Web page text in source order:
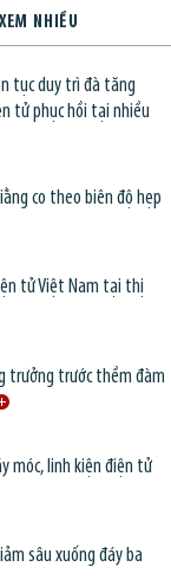
XEM NHIỀU
tục duy trì đà tăng
tử phục hồi tại nhiều
co theo biên độ hẹp
tử Việt Nam tại thị
trưởng trước thềm đàm
móc, linh kiện điện tử
sâu xuống đáy ba